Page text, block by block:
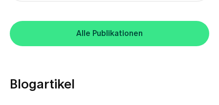
Alle Publikationen
Blogartikel